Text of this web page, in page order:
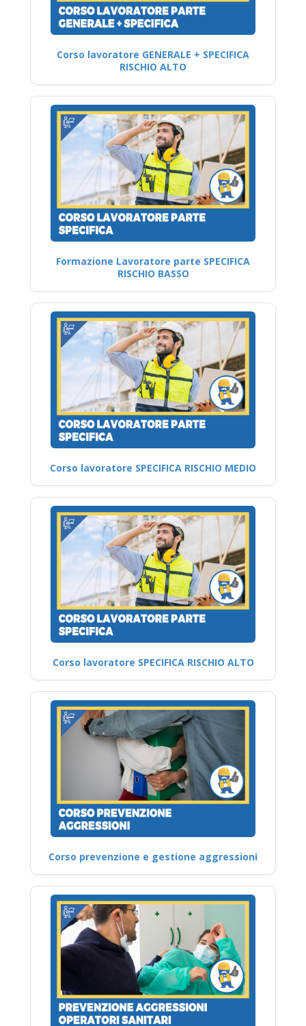
Corso lavoratore GENERALE + SPECIFICA
RISCHIO ALTO
Formazione Lavoratore parte SPECIFICA
RISCHIO BASSO
Corso lavoratore SPECIFICA RISCHIO MEDIO
Corso lavoratore SPECIFICA RISCHIO ALTO
Corso prevenzione e gestione aggressioni